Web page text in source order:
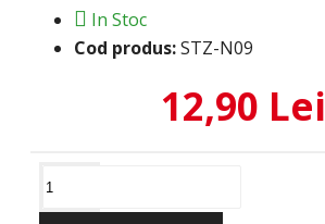
In Stoc
Cod produs:STZ-N09
12,90 Lei